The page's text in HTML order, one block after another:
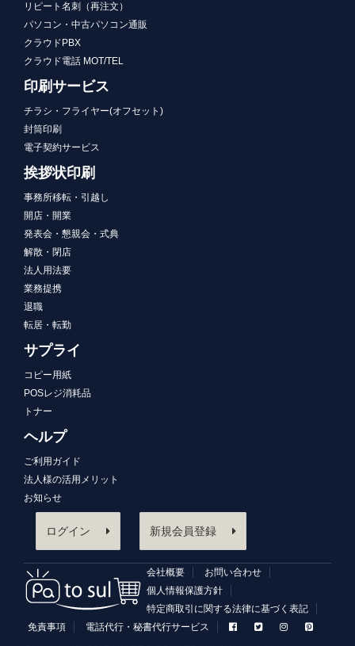
リピート名刺（再注文）
パソコン・中古パソコン通販
クラウドPBX
クラウド電話 MOT/TEL
印刷サービス
チラシ・フライヤー(オフセット)
封筒印刷
電子契約サービス
挨拶状印刷
事務所移転・引越し
開店・開業
発表会・懇親会・式典
解散・閉店
法人用法要
業務提携
退職
転居・転勤
サプライ
コピー用紙
POSレジ消耗品
トナー
ヘルプ
ご利用ガイド
法人様の活用メリット
お知らせ
ログイン 新規会員登録
会社概要
お問い合わせ
個人情報保護方針
特定商取引に関する法律に基づく表記
免責事項
電話代行・秘書代行サービス